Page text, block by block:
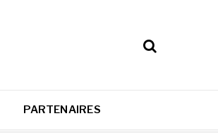
PARTENAIRES